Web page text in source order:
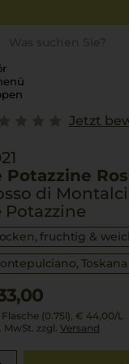
Jetzt
Potazzine
di
Potazzine
fruchtig &
Toskana
(0.75l), € 44,00/L
MwSt. zzgl. Versand